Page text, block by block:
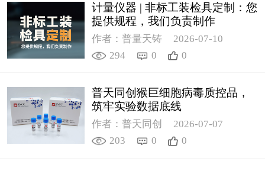
计量仪器 | 非标工装检具定制：您
提供规程，我们负责制作
作者：普量天铸
2026-07-10
294
0 0
普天同创猴巨细胞病毒质控品，
筑牢实验数据底线
作者：普天同创
2026-07-07
203
0 0